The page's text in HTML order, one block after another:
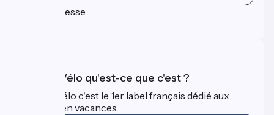
Espace Presse
Accueil Vélo qu'est-ce que c'est ?
Accueil Vélo c'est le 1er label français dédié aux
cyclistes en vacances.